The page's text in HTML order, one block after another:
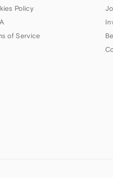
Policy
of Service